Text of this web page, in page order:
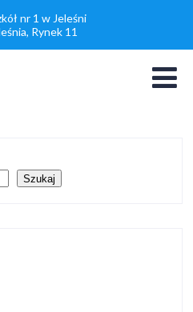
nr 1 w Jeleśni
Rynek 11
Szukaj